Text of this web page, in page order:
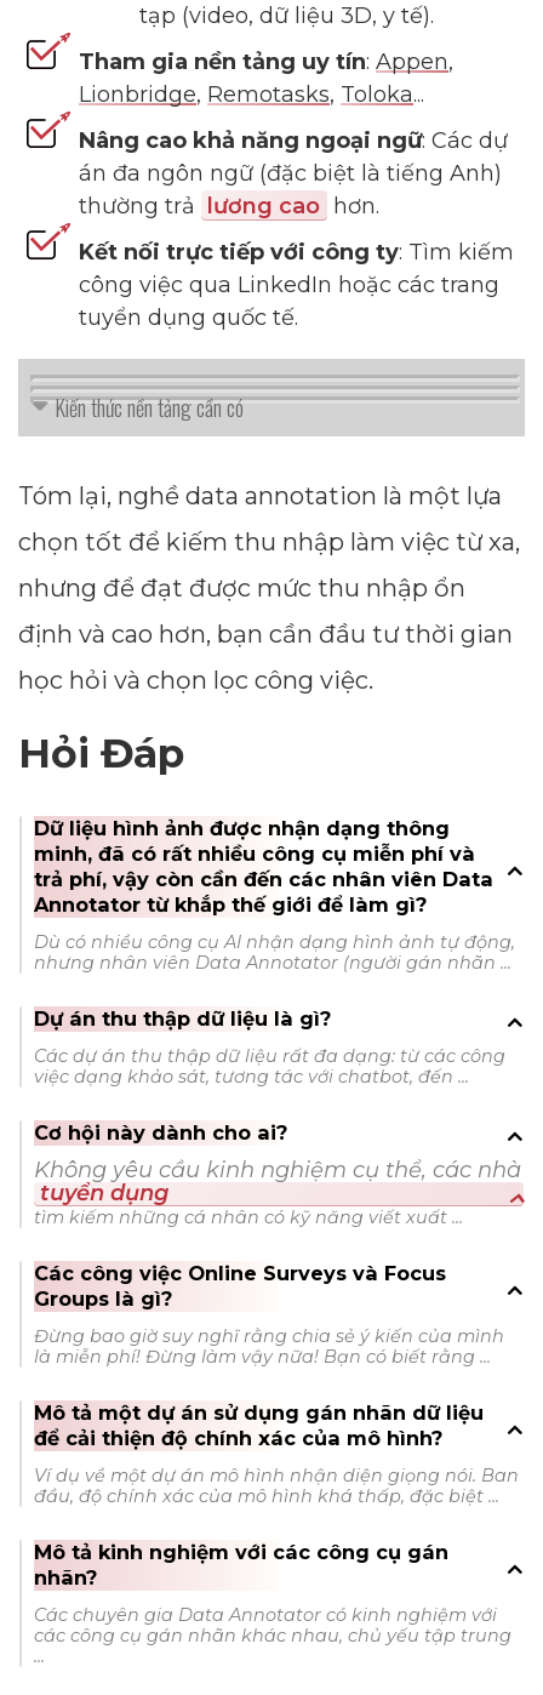
tạp (video, dữ liệu 3D, y tế).
Tham gia nền tảng uy tín: Appen,
Lionbridge, Remotasks, Toloka...
Nâng cao khả năng ngoại ngữ: Các dự
án đa ngôn ngữ (đặc biệt là tiếng Anh)
thường trả lương cao hơn.
Kết nối trực tiếp với công ty: Tìm kiếm
công việc qua LinkedIn hoặc các trang
tuyển dụng quốc tế.
Kiến thức nền tảng cần có
Tóm lại, nghề data annotation là một lựa
chọn tốt để kiếm thu nhập làm việc từ xa,
nhưng để đạt được mức thu nhập ổn
định và cao hơn, bạn cần đầu tư thời gian
học hỏi và chọn lọc công việc.
Hỏi Đáp
Dữ liệu hình ảnh được nhận dạng thông
minh, đã có rất nhiều công cụ miễn phí và
trả phí, vậy còn cần đến các nhân viên Data
Annotator từ khắp thế giới để làm gì?
Dù có nhiều công cụ AI nhận dạng hình ảnh tự động,
nhưng nhân viên Data Annotator (người gán nhãn ...
Dự án thu thập dữ liệu là gì?
Các dự án thu thập dữ liệu rất đa dạng: từ các công
việc dạng khảo sát, tương tác với chatbot, đến ...
Cơ hội này dành cho ai?
Không yêu cầu kinh nghiệm cụ thể, các nhà
tuyển dụng
tìm kiếm những cá nhân có kỹ năng viết xuất ...
Các công việc Online Surveys và Focus
Groups là gì?
Đừng bao giờ suy nghĩ rằng chia sẻ ý kiến của mình
là miễn phí! Đừng làm vậy nữa! Bạn có biết rằng ...
Mô tả một dự án sử dụng gán nhãn dữ liệu
để cải thiện độ chính xác của mô hình?
Ví dụ về một dự án mô hình nhận diện giọng nói. Ban
đầu, độ chính xác của mô hình khá thấp, đặc biệt ...
Mô tả kinh nghiệm với các công cụ gán
nhãn?
Các chuyên gia Data Annotator có kinh nghiệm với
các công cụ gán nhãn khác nhau, chủ yếu tập trung
...